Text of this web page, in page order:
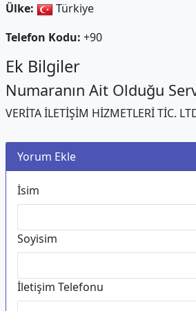
Ülke:
Türkiye
Telefon Kodu: +90
Ek Bilgiler
Numaranın Ait Olduğu
VERİTA İLETİŞİM HİZMETLERİ TİC.
Yorum Ekle
İsim
Soyisim
İletişim Telefonu